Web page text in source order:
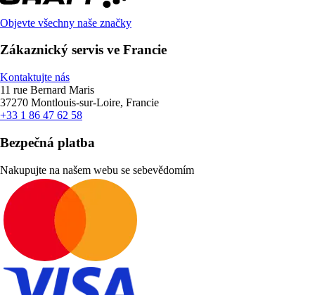
Objevte všechny naše značky
Zákaznický servis ve Francie
Kontaktujte nás
11 rue Bernard Maris
37270 Montlouis-sur-Loire, Francie
+33 1 86 47 62 58
Bezpečná platba
Nakupujte na našem webu se sebevědomím